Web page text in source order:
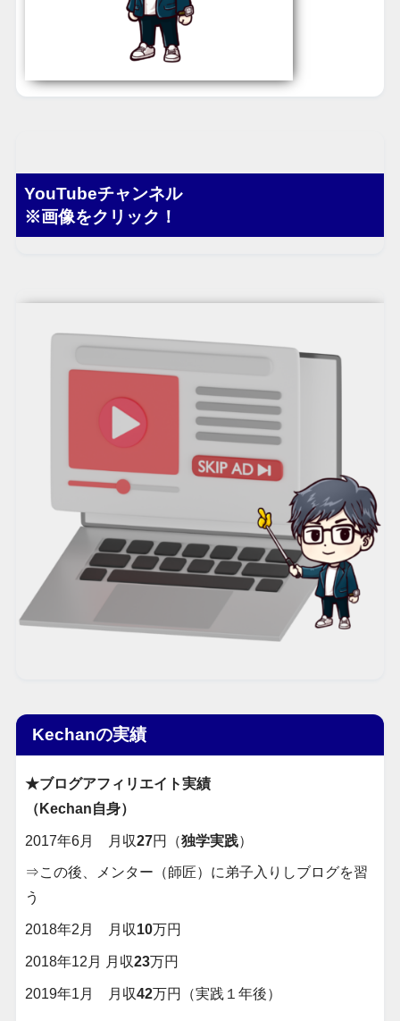
YouTubeチャンネル
※画像をクリック！
Kechanの実績
★ブログアフィリエイト実績
（Kechan自身）
2017年6月 月収27円（独学実践）
⇒この後、メンター（師匠）に弟子入りしブログを習
う
2018年2月 月収10万円
2018年12月 月収23万円
2019年1月 月収42万円（実践１年後）